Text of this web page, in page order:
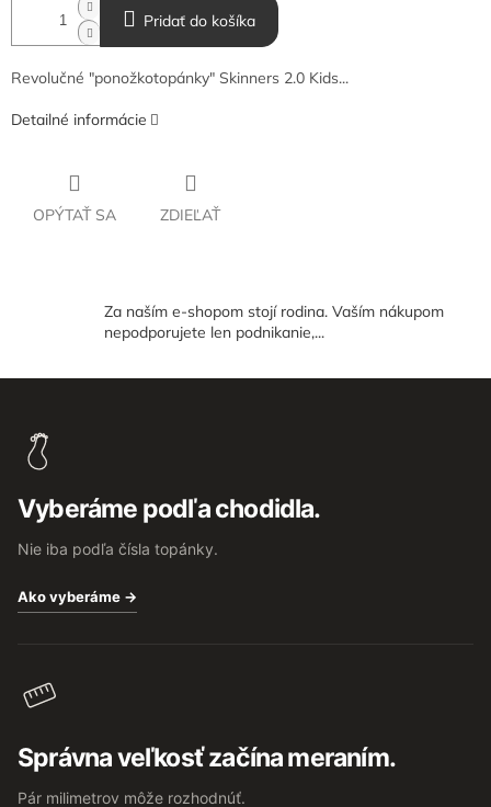
Pridať do košíka
Revolučné "ponožkotopánky" Skinners 2.0 Kids...
Detailné informácie
OPÝTAŤ SA ZDIEĽAŤ
Za naším e-shopom stojí rodina. Vaším nákupom
nepodporujete len podnikanie,...
Vyberáme podľa chodidla.
Nie iba podľa čísla topánky.
Ako vyberáme →
Správna veľkosť začína meraním.
Pár milimetrov môže rozhodnúť.